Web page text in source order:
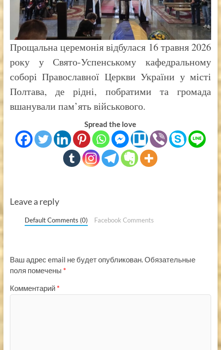
Прощальна церемонія відбулася 16 травня 2026
року у Свято-Успенському кафедральному
соборі Православної Церкви України у місті
Полтава, де рідні, побратими та громада
вшанували пам’ять військового.
Spread the love
Leave a reply
Default Comments (0) Facebook Comments
Ваш адрес email не будет опубликован.Обязательные
поля помечены *
Комментарий *